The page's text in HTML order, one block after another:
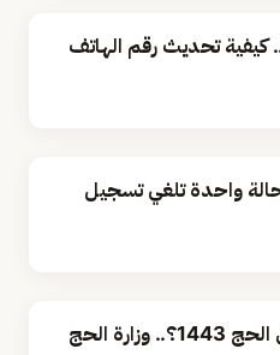
كيفية تحديث رقم الهاتف
واحدة تلغي تسجيل
متى يبدأ موعد التسجيل في الحج 1443؟.. وزارة الحج